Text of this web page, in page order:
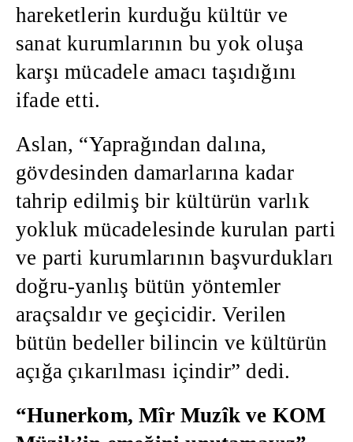
hareketlerin kurduğu kültür ve
sanat kurumlarının bu yok oluşa
karşı mücadele amacı taşıdığını
ifade etti.
Aslan, “Yaprağından dalına,
gövdesinden damarlarına kadar
tahrip edilmiş bir kültürün varlık
yokluk mücadelesinde kurulan parti
ve parti kurumlarının başvurdukları
doğru-yanlış bütün yöntemler
araçsaldır ve geçicidir. Verilen
bütün bedeller bilincin ve kültürün
açığa çıkarılması içindir” dedi.
“Hunerkom, Mîr Muzîk ve KOM